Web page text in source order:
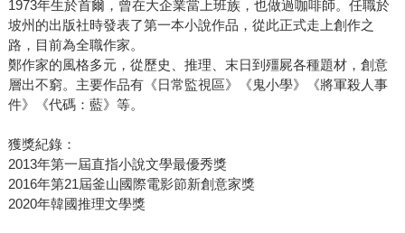
1973年生於首爾，曾在大企業當上班族，也做過咖啡師。任職於
坡州的出版社時發表了第一本小說作品，從此正式走上創作之
路，目前為全職作家。
鄭作家的風格多元，從歷史、推理、末日到殭屍各種題材，創意
層出不窮。主要作品有《日常監視區》《鬼小學》《將軍殺人事
件》《代碼：藍》等。
獲獎紀錄：
2013年第一屆直指小說文學最優秀獎
2016年第21屆釜山國際電影節新創意家獎
2020年韓國推理文學獎